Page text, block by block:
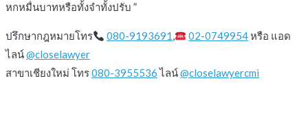
หกหมื่นบาทหรือทั้งจำทั้งปรับ ”
ปรึกษากฎหมายโทร 080-9193691, 02-0749954หรือ แอด
ไลน์@closelawyer
สาขาเชียงใหม่ โทร080-3955536ไลน์@closelawyercmi